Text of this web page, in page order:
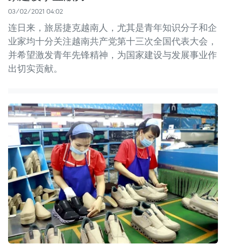
03/02/2021 04:02
连日来，旅居捷克越南人，尤其是青年知识分子和企
业家均十分关注越南共产党第十三次全国代表大会，
并希望激发青年先锋精神，为国家建设与发展事业作
出切实贡献。